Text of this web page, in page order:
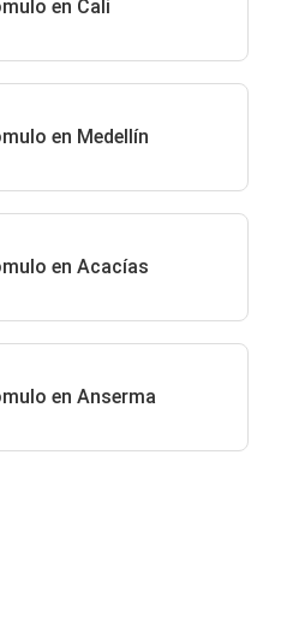
en Cali
en Medellín
en Acacías
en Anserma